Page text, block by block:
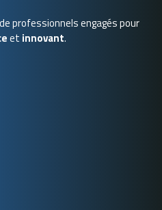
professionnels engagés pour
et innovant.